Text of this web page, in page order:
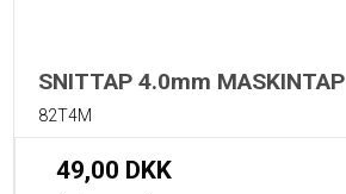
SNITTAP 4.0mm MASKINTAP
82T4M
49,00 DKK